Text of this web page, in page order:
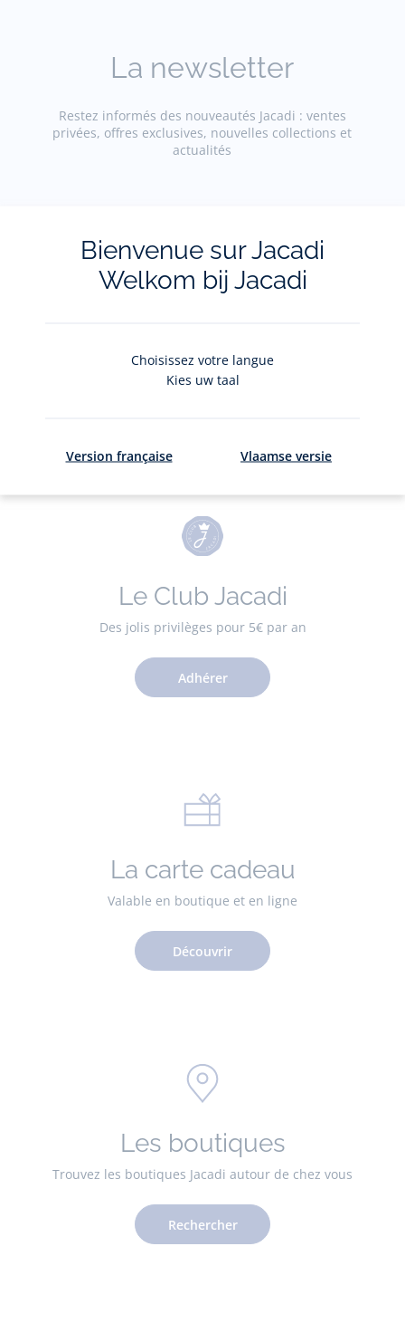
La newsletter
Restez informés des nouveautés Jacadi : ventes
privées, offres exclusives, nouvelles collections et
actualités
S'inscrire
Pour plus d'informations sur vos données personnelles,
Le Club Jacadi
Des jolis privilèges pour 5€ par an
Adhérer
La carte cadeau
Valable en boutique et en ligne
Découvrir
Les boutiques
Trouvez les boutiques Jacadi autour de chez vous
Rechercher
Bienvenue sur Jacadi
Welkom bij Jacadi
Choisissez votre langue
Kies uw taal
Version française Vlaamse versie